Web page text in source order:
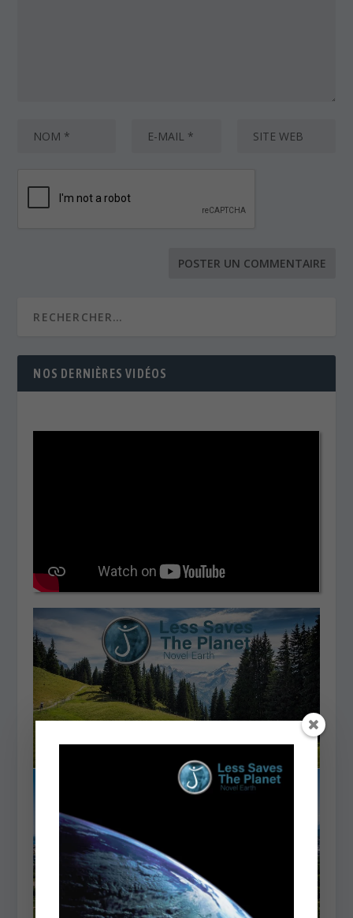
NOS DERNIÈRES VIDÉOS